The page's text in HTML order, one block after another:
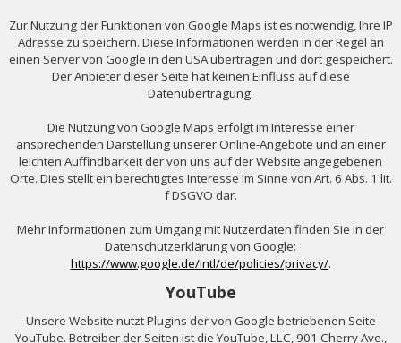
Zur Nutzung der Funktionen von Google Maps ist es notwendig, Ihre IP
Adresse zu speichern. Diese Informationen werden in der Regel an
einen Server von Google in den USA übertragen und dort gespeichert.
Der Anbieter dieser Seite hat keinen Einfluss auf diese
Datenübertragung.
Die Nutzung von Google Maps erfolgt im Interesse einer
ansprechenden Darstellung unserer Online-Angebote und an einer
leichten Auffindbarkeit der von uns auf der Website angegebenen
Orte. Dies stellt ein berechtigtes Interesse im Sinne von Art. 6 Abs. 1 lit.
f DSGVO dar.
Mehr Informationen zum Umgang mit Nutzerdaten finden Sie in der
Datenschutzerklärung von Google:
https://www.google.de/intl/de/policies/privacy/.
YouTube
Unsere Website nutzt Plugins der von Google betriebenen Seite
YouTube. Betreiber der Seiten ist die YouTube, LLC, 901 Cherry Ave.,